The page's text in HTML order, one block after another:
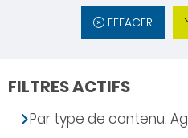
EFFACER
FILTRES ACTIFS
Par type de contenu: